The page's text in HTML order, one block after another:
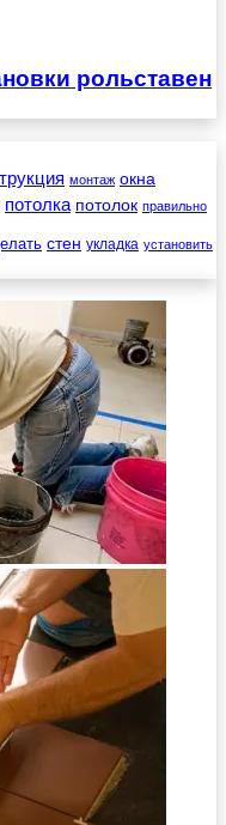
рольставен
монтаж окна
потолка потолок правильно
стен укладка установить